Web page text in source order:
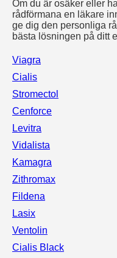
Om du är osäker eller
rådförmana en läkare
ge dig den personliga
bästa lösningen på ditt
Viagra
Cialis
Stromectol
Cenforce
Levitra
Vidalista
Kamagra
Zithromax
Fildena
Lasix
Ventolin
Cialis Black